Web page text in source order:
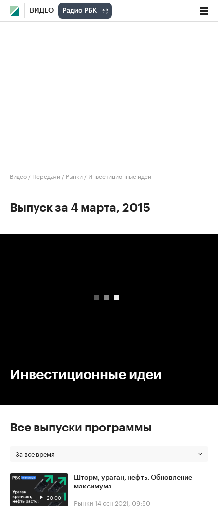
ВИДЕО
Видео / Передачи / Рынки / Инвестиционные идеи
Выпуск за 4 марта, 2015
Инвестиционные идеи
Все выпуски программы
За все время
20:00
Шторм, ураган, нефть. Обновление
максимума
Рынки 14 сен 2021, 09:50